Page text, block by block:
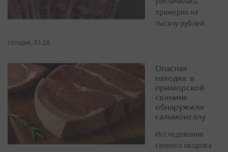
примерно на
тысячу рублей
сегодня, 01:28
Опасная
находка: в
приморской
свинине
обнаружили
сальмонеллу
Исследования
свиного окорока